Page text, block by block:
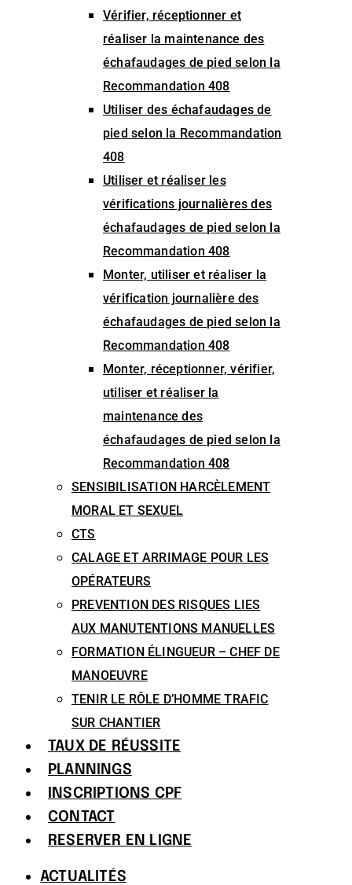
Vérifier, réceptionner et
réaliser la maintenance des
échafaudages de pied selon la
Recommandation 408
Utiliser des échafaudages de
pied selon la Recommandation
408
Utiliser et réaliser les
vérifications journalières des
échafaudages de pied selon la
Recommandation 408
Monter, utiliser et réaliser la
vérification journalière des
échafaudages de pied selon la
Recommandation 408
Monter, réceptionner, vérifier,
utiliser et réaliser la
maintenance des
échafaudages de pied selon la
Recommandation 408
SENSIBILISATION HARCÈLEMENT
MORAL ET SEXUEL
CTS
CALAGE ET ARRIMAGE POUR LES
OPÉRATEURS
PREVENTION DES RISQUES LIES
AUX MANUTENTIONS MANUELLES
FORMATION ÉLINGUEUR – CHEF DE
MANOEUVRE
TENIR LE RÔLE D’HOMME TRAFIC
SUR CHANTIER
TAUX DE RÉUSSITE
PLANNINGS
INSCRIPTIONS CPF
CONTACT
RESERVER EN LIGNE
ACTUALITÉS